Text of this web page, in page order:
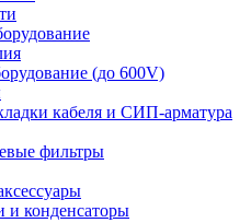
(до 600V)
кабеля и СИП-арматура
фильтры
и конденсаторы